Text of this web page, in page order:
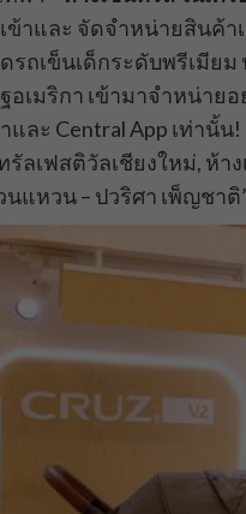
ข้าและ จัดจำหน่ายสินค้า
รถเข็นเด็กระดับพรีเมียม
อเมริกา เข้ามาจำหน่าย
และ Central App เท่านั้
รัลเฟสติวัลเชียงใหม่, ห้
นแหวน – ปวริศา เพ็ญช